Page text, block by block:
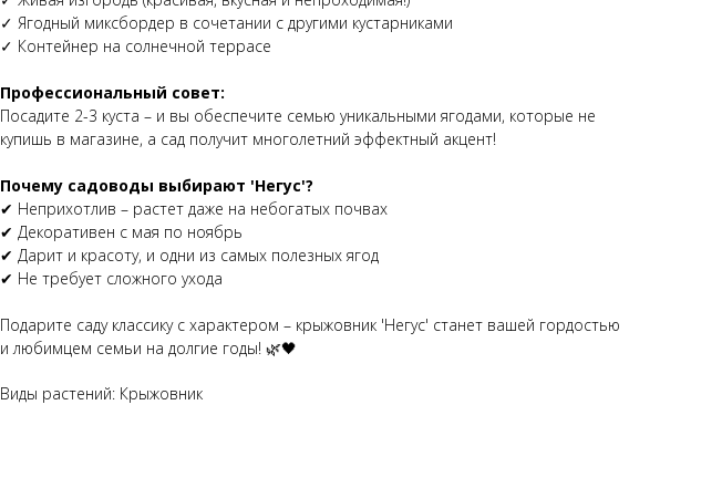
✓ Ягодный миксбордер в сочетании с другими кустарниками
✓ Контейнер на солнечной террасе
Профессиональный совет:
Посадите 2-3 куста – и вы обеспечите семью уникальными ягодами, которые не
купишь в магазине, а сад получит многолетний эффектный акцент!
Почему садоводы выбирают 'Негус'?
✔ Неприхотлив – растет даже на небогатых почвах
✔ Декоративен с мая по ноябрь
✔ Дарит и красоту, и одни из самых полезных ягод
✔ Не требует сложного ухода
Подарите саду классику с характером – крыжовник 'Негус' станет вашей гордостью
и любимцем семьи на долгие годы! 🌿🖤
Виды растений: Крыжовник